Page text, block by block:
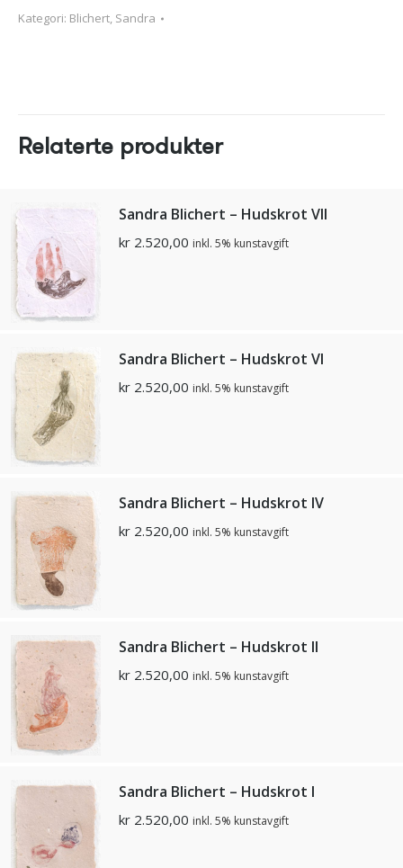
Kategori: Blichert, Sandra
Relaterte produkter
Sandra Blichert – Hudskrot VII
kr 2.520,00 inkl. 5% kunstavgift
Sandra Blichert – Hudskrot VI
kr 2.520,00 inkl. 5% kunstavgift
Sandra Blichert – Hudskrot IV
kr 2.520,00 inkl. 5% kunstavgift
Sandra Blichert – Hudskrot II
kr 2.520,00 inkl. 5% kunstavgift
Sandra Blichert – Hudskrot I
kr 2.520,00 inkl. 5% kunstavgift